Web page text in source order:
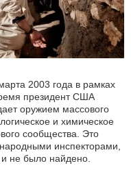
2003 года в рамках
президент США
оружием массового
и химическое
сообщества. Это
инспекторами,
и не было найдено.